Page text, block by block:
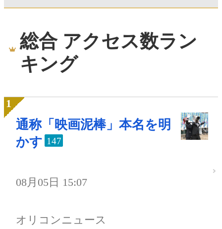
総合 アクセス数ラン
キング
通称「映画泥棒」本名を明
かす 147
08月05日 15:07
オリコンニュース